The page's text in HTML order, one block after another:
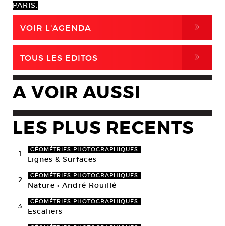
PARIS.
VOIR L'AGENDA ,
TOUS LES EDITOS ,
A VOIR AUSSI
LES PLUS RECENTS
1 GÉOMÉTRIES PHOTOGRAPHIQUES
Lignes & Surfaces
2 GÉOMÉTRIES PHOTOGRAPHIQUES
Nature • André Rouillé
3 GÉOMÉTRIES PHOTOGRAPHIQUES
Escaliers